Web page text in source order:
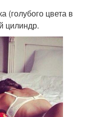
(голубого цвета в
цилиндр.